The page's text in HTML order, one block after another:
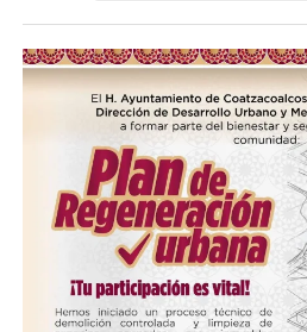
Me gusta esto:
COMPARTE ESTA